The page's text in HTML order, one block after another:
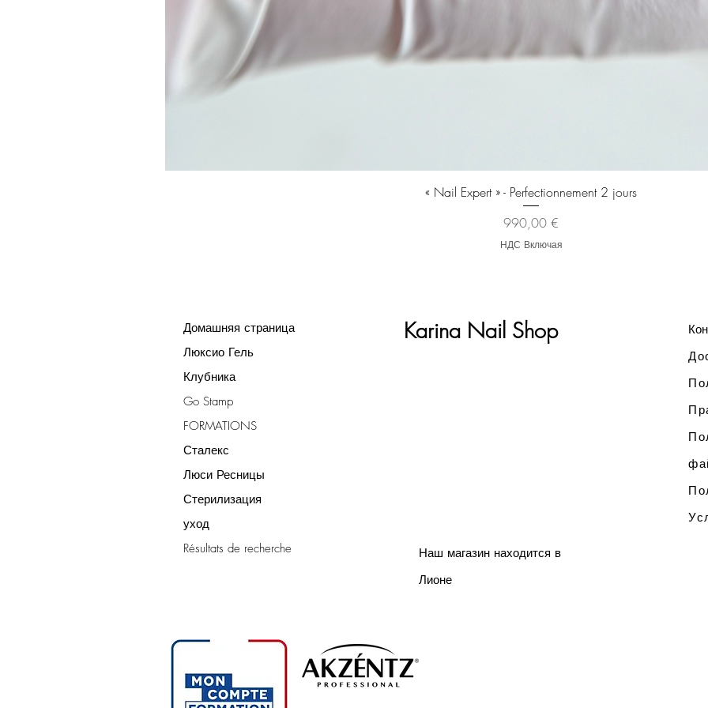
Быстрый просмотр
« Nail Expert » - Perfectionnement 2 jours
Цена
990,00 €
НДС Включая
Домашняя страница
Люксио Гель
Клубника
Go Stamp
FORMATIONS
Сталекс
Люси Ресницы
Стерилизация
уход
Résultats de recherche
Karina Nail Shop
Наш магазин находится в
Лионе